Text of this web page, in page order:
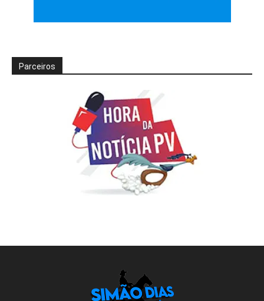
Parceiros